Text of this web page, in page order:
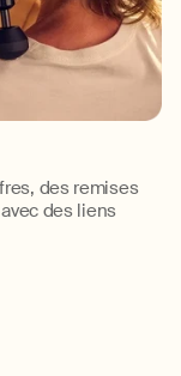
des remises
des liens